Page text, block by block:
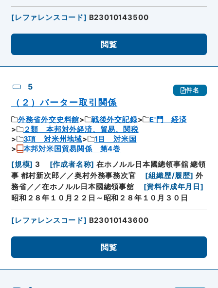
[レファレンスコード] B23010143500
閲覧
5 件名
（２）バーター取引関係
外務省外交史料館 戦後外交記録
E'門 経済
２類 本邦対外経済、貿易、関税
3項 対米州地域
1目 対米国
本邦対米国貿易関係 第4巻
[規模] 3 [作成者名称] 在ホノルル日本國總領事舘 總領
事 都村新次郎／／奥村外務事務次官
[組織歴/履歴] 外
務省／／在ホノルル日本國總領事舘
[資料作成年月日]
昭和２８年１０月２２日～昭和２８年１０月３０日
[レファレンスコード] B23010143600
閲覧